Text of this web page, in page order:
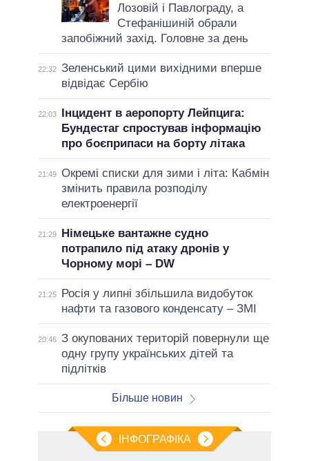
Лозовій і Павлограду, а
Стефанішиній обрали
запобіжний захід. Головне за день
22:32 Зеленський цими вихідними вперше
відвідає Сербію
22:03
Інцидент в аеропорту Лейпцига:
Бундестаг спростував інформацію
про боєприпаси на борту літака
21:49 Окремі списки для зими і літа: Кабмін
змінить правила розподілу
електроенергії
21:29
Німецьке вантажне судно
потрапило під атаку дронів у
Чорному морі – DW
21:25
Росія у липні збільшила видобуток
нафти та газового конденсату – ЗМІ
20:46 З окупованих територій повернули ще
одну групу українських дітей та
підлітків
Більше новин
ІНФОГРАФІКА